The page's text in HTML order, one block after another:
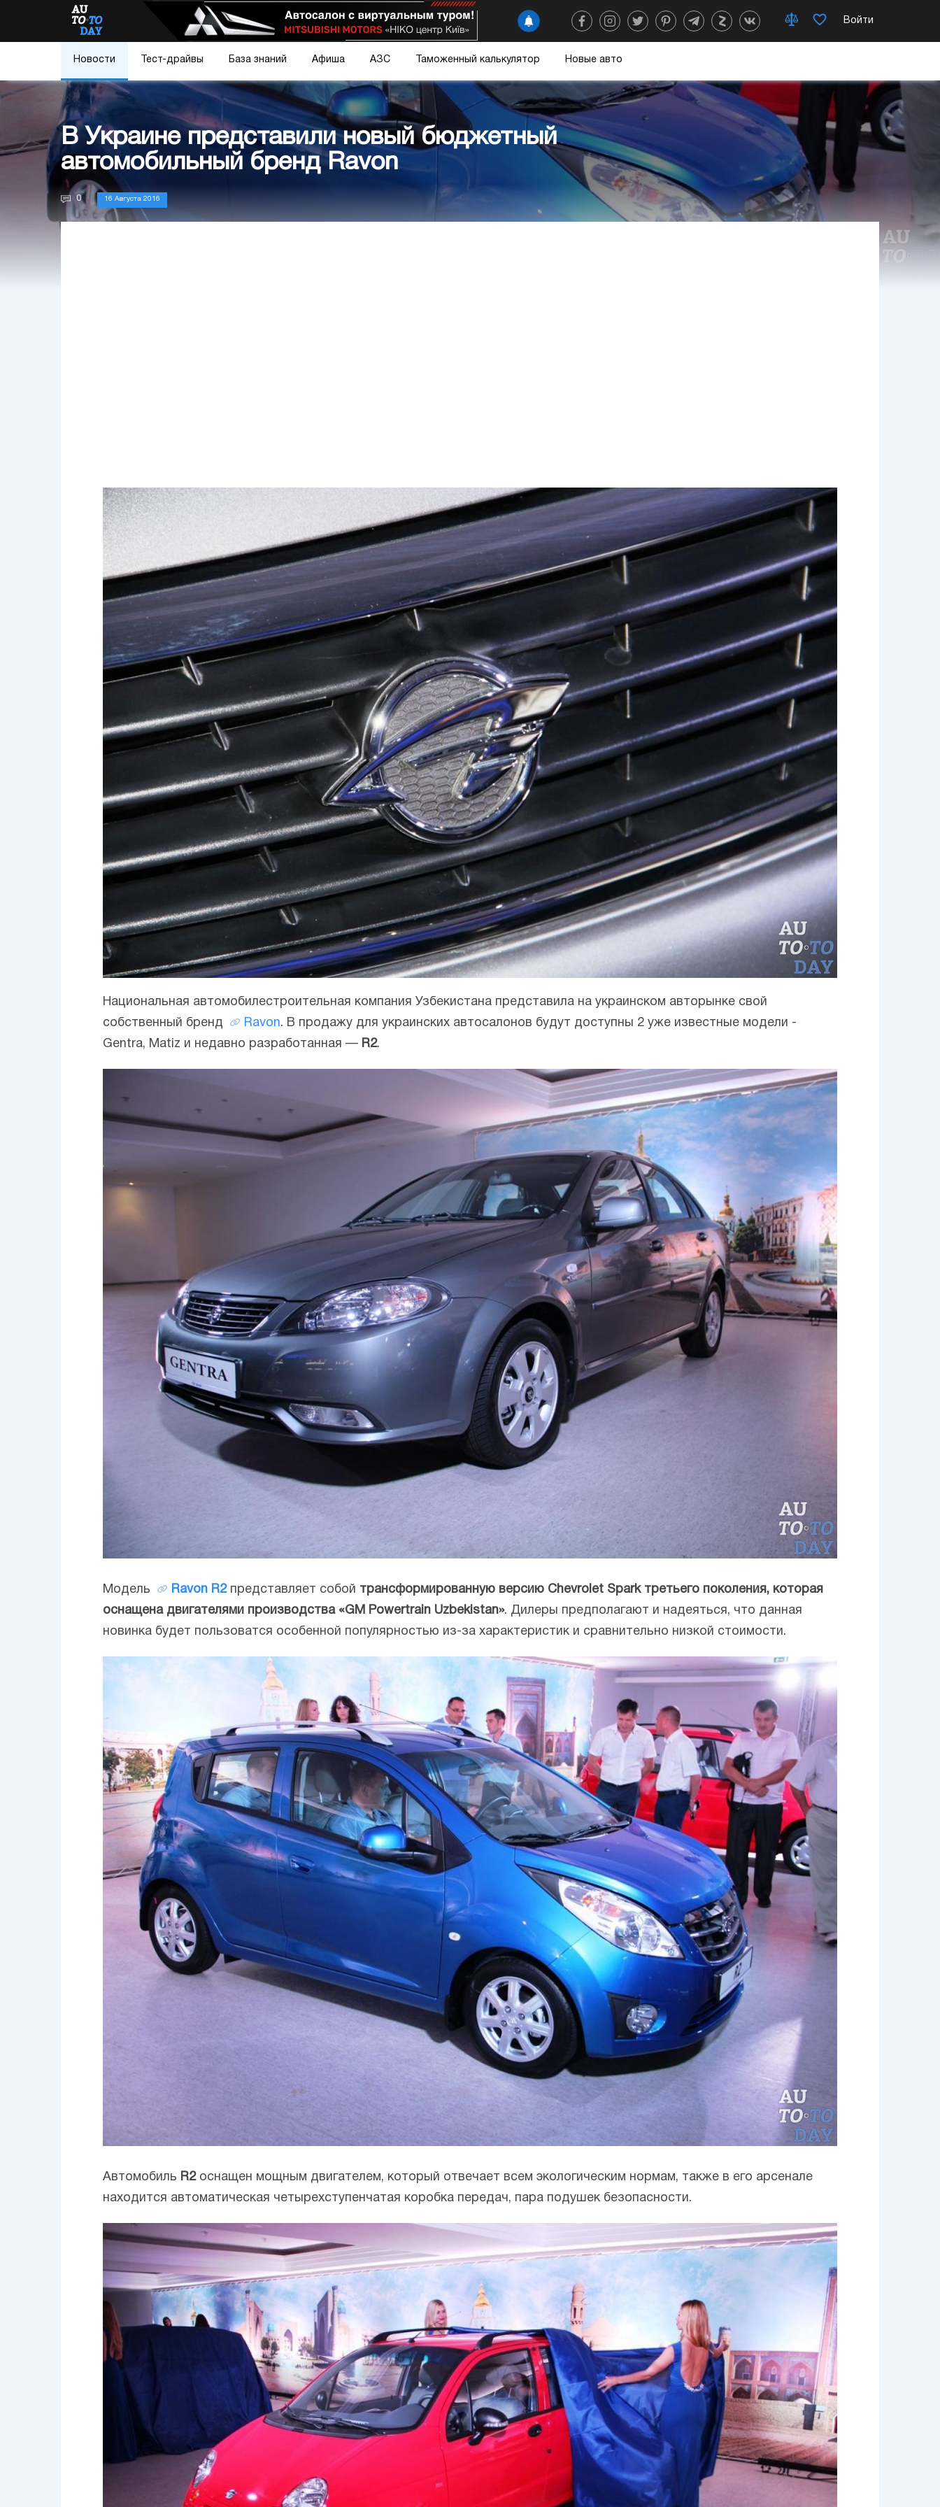
Войти
Новости Тест-драйвы База знаний Афиша АЗС Таможенный калькулятор Новые авто
В Украине представили новый бюджетный
автомобильный бренд Ravon
0 16 Августа 2016
Национальная автомобилестроительная компания Узбекистана представила на украинском авторынке свой
собственный бренд
Ravon. В продажу для украинских автосалонов будут доступны 2 уже известные модели -
Gentra, Matiz и недавно разработанная — R2.
Модель Ravon R2представляет собой трансформированную версию Chevrolet Spark третьего поколения, которая
оснащена двигателями производства «GM Powertrain Uzbekistan». Дилеры предполагают и надеяться, что данная
новинка будет пользоватся особенной популярностью из-за характеристик и сравнительно низкой стоимости.
Автомобиль R2оснащен мощным двигателем, который отвечает всем экологическим нормам, также в его арсенале
находится автоматическая четырехступенчатая коробка передач, пара подушек безопасности.